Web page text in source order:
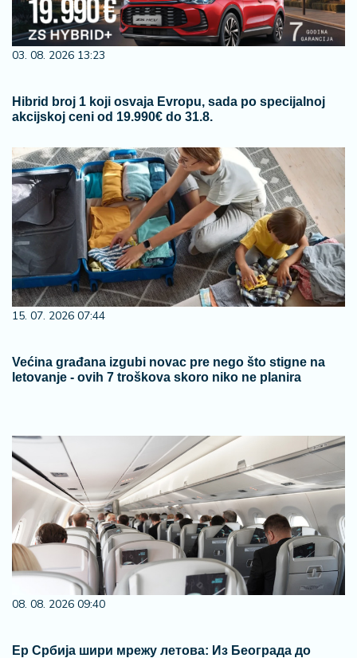
03. 08. 2026 13:23
Hibrid broj 1 koji osvaja Evropu, sada po specijalnoj
akcijskoj ceni od 19.990€ do 31.8.
15. 07. 2026 07:44
Većina građana izgubi novac pre nego što stigne na
letovanje - ovih 7 troškova skoro niko ne planira
08. 08. 2026 09:40
Ер Србија шири мрежу летова: Из Београда до